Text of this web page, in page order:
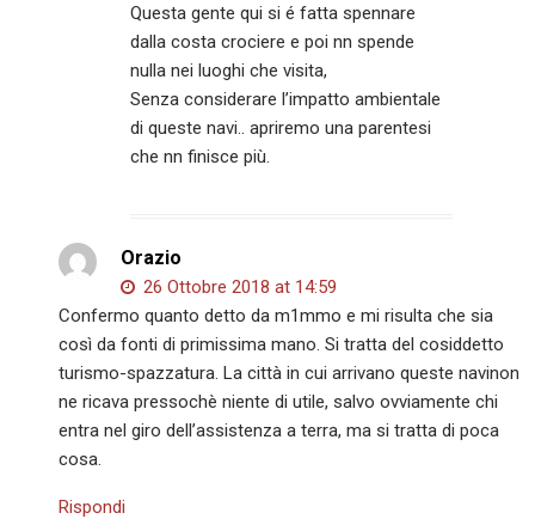
Questa gente qui si é fatta spennare
dalla costa crociere e poi nn spende
nulla nei luoghi che visita,
Senza considerare l’impatto ambientale
di queste navi.. apriremo una parentesi
che nn finisce più.
Orazio
26 Ottobre 2018 at 14:59
Confermo quanto detto da m1mmo e mi risulta che sia
così da fonti di primissima mano. Si tratta del cosiddetto
turismo-spazzatura. La città in cui arrivano queste navinon
ne ricava pressochè niente di utile, salvo ovviamente chi
entra nel giro dell’assistenza a terra, ma si tratta di poca
cosa.
Rispondi